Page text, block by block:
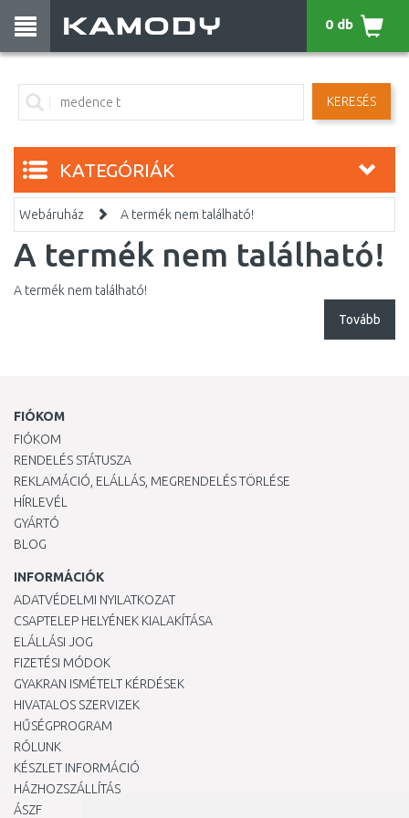
KERESÉS
0 db
KATEGÓRIÁK
Webáruház A termék nem található!
A termék nem található!
A termék nem található!
Tovább
FIÓKOM
FIÓKOM
RENDELÉS STÁTUSZA
REKLAMÁCIÓ, ELÁLLÁS, MEGRENDELÉS TÖRLÉSE
HÍRLEVÉL
GYÁRTÓ
BLOG
INFORMÁCIÓK
ADATVÉDELMI NYILATKOZAT
CSAPTELEP HELYÉNEK KIALAKÍTÁSA
ELÁLLÁSI JOG
FIZETÉSI MÓDOK
GYAKRAN ISMÉTELT KÉRDÉSEK
HIVATALOS SZERVIZEK
HŰSÉGPROGRAM
RÓLUNK
KÉSZLET INFORMÁCIÓ
HÁZHOZSZÁLLÍTÁS
ÁSZF